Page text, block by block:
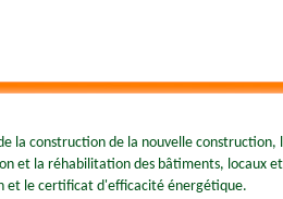
la construction de la nouvelle
et la réhabilitation des bâtiments, locaux
et le certificat d'efficacité énergétique.